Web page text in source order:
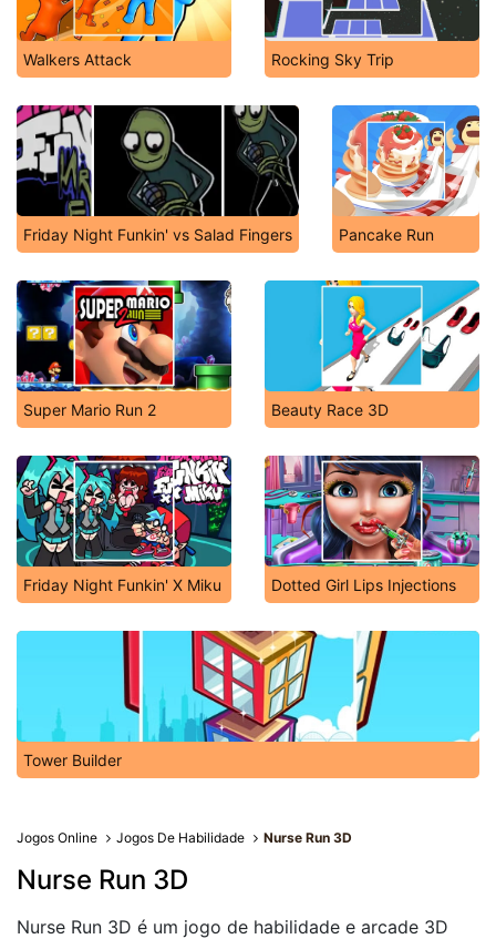
Walkers Attack Rocking Sky Trip
Friday Night Funkin' vs Salad Fingers Pancake Run
Super Mario Run 2 Beauty Race 3D
Friday Night Funkin' X Miku Dotted Girl Lips Injections
Tower Builder
Jogos Online Jogos De Habilidade Nurse Run 3D
Nurse Run 3D
Nurse Run 3D é um jogo de habilidade e arcade 3D